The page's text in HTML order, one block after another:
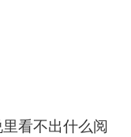
看不出什么阅